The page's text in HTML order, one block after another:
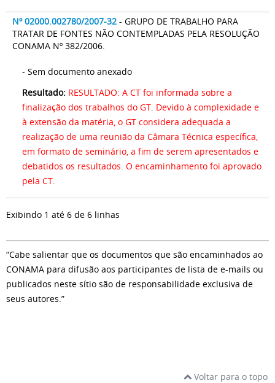
Nº 02000.002780/2007-32 - GRUPO DE TRABALHO PARA
TRATAR DE FONTES NÃO CONTEMPLADAS PELA RESOLUÇÃO
CONAMA Nº 382/2006.
- Sem documento anexado
Resultado: RESULTADO: A CT foi informada sobre a
finalização dos trabalhos do GT. Devido à complexidade e
à extensão da matéria, o GT considera adequada a
realização de uma reunião da Câmara Técnica específica,
em formato de seminário, a fim de serem apresentados e
debatidos os resultados. O encaminhamento foi aprovado
pela CT.
Exibindo 1 até 6 de 6 linhas
“Cabe salientar que os documentos que são encaminhados ao
CONAMA para difusão aos participantes de lista de e-mails ou
publicados neste sítio são de responsabilidade exclusiva de
seus autores.”
Voltar para o topo